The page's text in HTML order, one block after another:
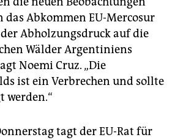
das Abkommen EU-Mercosur
Abholzungsdruck auf die
Wälder Argenti­niens
Noe­mi Cruz. „Die
ist ein Verbrechen und sollte
werden.“
tagt der EU-Rat für